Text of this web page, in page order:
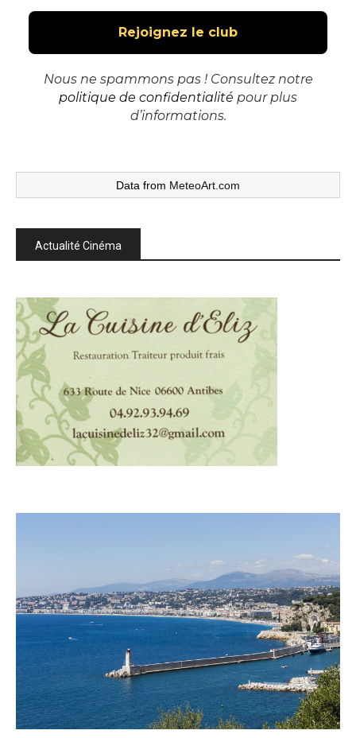
Nous ne spammons pas ! Consultez notre
politique de confidentialité pour plus
d’informations.
Data from MeteoArt.com
Actualité Cinéma